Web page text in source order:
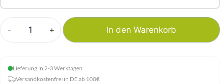
-
Bio
Menge
+ In den Warenkorb
Lieferung in 2-3 Werktagen
Versandkostenfrei in DE ab 100€